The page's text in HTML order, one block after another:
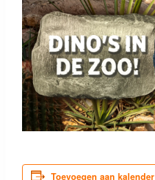
Toevoegen aan kalender